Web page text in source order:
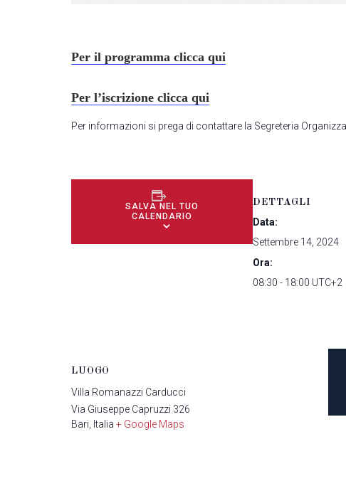
Per il programma clicca qui
Per l’iscrizione clicca qui
Per informazioni si prega di contattare la Segreteria
SALVA NEL TUO
CALENDARIO
DETTAGLI
Data:
Settembre 14, 2024
Ora:
08:30 - 18:00 UTC+2
LUOGO
Villa Romanazzi Carducci
Via Giuseppe Capruzzi 326
Bari, Italia + Google Maps